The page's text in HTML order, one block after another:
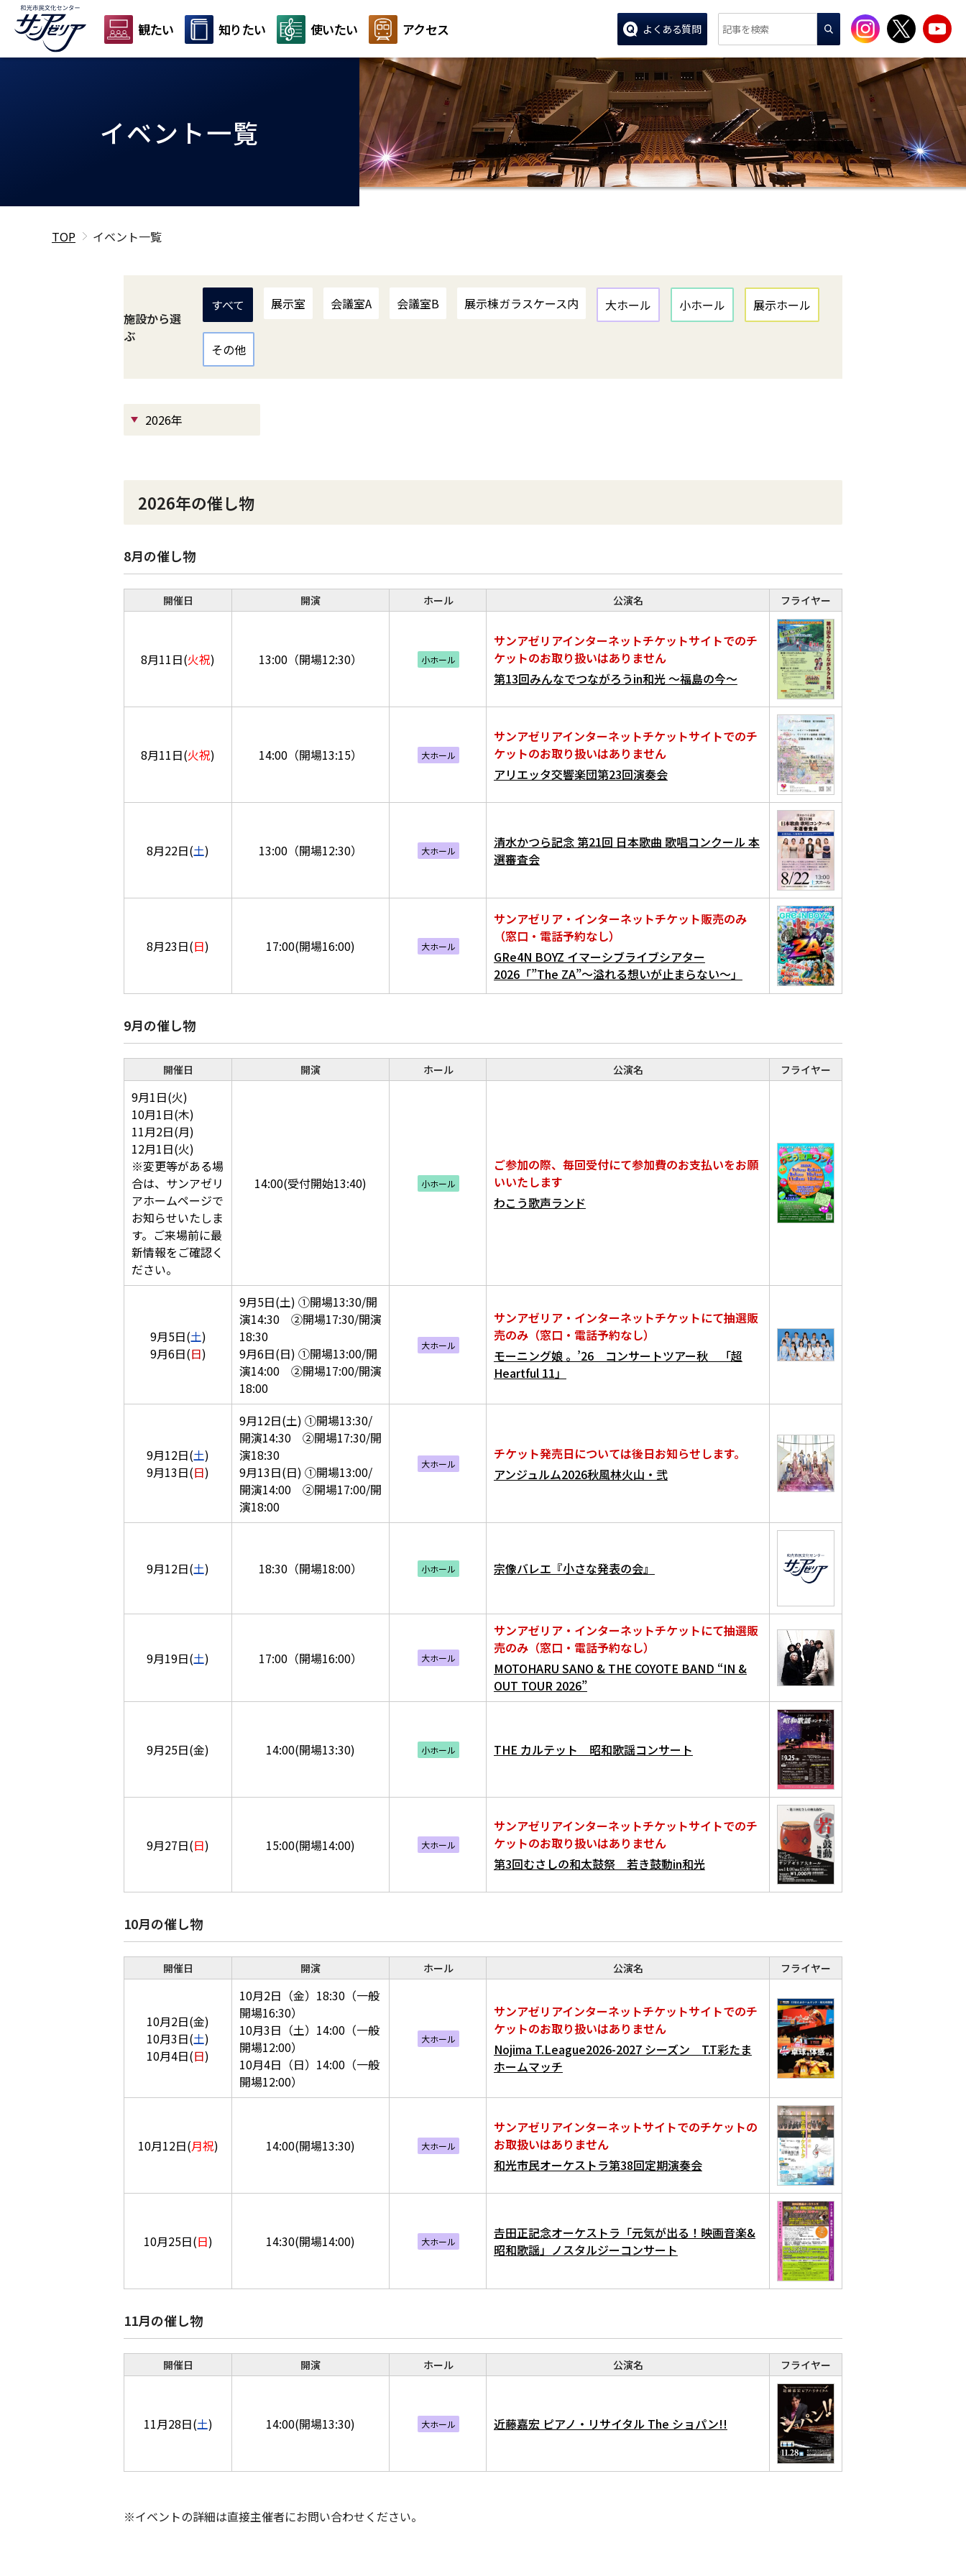
観たい 知りたい 使いたい アクセス よくある質問
イベント一覧
TOP イベント一覧
施設から選
ぶ
すべて 展示室 会議室A 会議室B 展示棟ガラスケース内 大ホール 小ホール 展示ホール
その他
2026年
2026年の催し物
8月の催し物
開催日 開演 ホール 公演名 フライヤー
サンアゼリアインターネットチケットサイトでのチ
ケットのお取り扱いはありません
第13回みんなでつながろうin和光 ～福島の今～
8月11日(火祝) 13:00（開場12:30） 小ホール
サンアゼリアインターネットチケットサイトでのチ
ケットのお取り扱いはありません
アリエッタ交響楽団第23回演奏会
8月11日(火祝) 14:00（開場13:15） 大ホール
清水かつら記念 第21回 日本歌曲 歌唱コンクール 本
選審査会
8月22日(土) 13:00（開場12:30） 大ホール
サンアゼリア・インターネットチケット販売のみ
（窓口・電話予約なし）
GRe4N BOYZ イマーシブライブシアター
2026「”The ZA”～溢れる想いが止まらない～」
8月23日(日) 17:00(開場16:00) 大ホール
9月の催し物
開催日 開演 ホール 公演名 フライヤー
ご参加の際、毎回受付にて参加費のお支払いをお願
いいたします
わこう歌声ランド
9月1日(火)
10月1日(木)
11月2日(月)
12月1日(火)
※変更等がある場
合は、サンアゼリ
アホームページで
お知らせいたしま
す。ご来場前に最
新情報をご確認く
ださい。
14:00(受付開始13:40) 小ホール
サンアゼリア・インターネットチケットにて抽選販
売のみ（窓口・電話予約なし）
モーニング娘 。’26 コンサートツアー秋 「超
Heartful 11」
9月5日(土)
9月6日(日)
9月5日(土) ①開場13:30/開
演14:30 ②開場17:30/開演
18:30
9月6日(日) ①開場13:00/開
演14:00 ②開場17:00/開演
18:00
大ホール
チケット発売日については後日お知らせします。
アンジュルム2026秋風林火山・弐
9月12日(土)
9月13日(日)
9月12日(土) ①開場13:30/
開演14:30 ②開場17:30/開
演18:30
9月13日(日) ①開場13:00/
開演14:00 ②開場17:00/開
演18:00
大ホール
宗像バレエ『小さな発表の会』
9月12日(土) 18:30（開場18:00） 小ホール
サンアゼリア・インターネットチケットにて抽選販
売のみ（窓口・電話予約なし）
MOTOHARU SANO & THE COYOTE BAND “IN &
OUT TOUR 2026”
9月19日(土) 17:00（開場16:00） 大ホール
THE カルテット 昭和歌謡コンサート
9月25日(金) 14:00(開場13:30) 小ホール
サンアゼリアインターネットチケットサイトでのチ
ケットのお取り扱いはありません
第3回むさしの和太鼓祭 若き鼓動in和光
9月27日(日) 15:00(開場14:00) 大ホール
10月の催し物
開催日 開演 ホール 公演名 フライヤー
サンアゼリアインターネットチケットサイトでのチ
ケットのお取り扱いはありません
Nojima T.League2026-2027 シーズン T.T彩たま
ホームマッチ
10月2日(金)
10月3日(土)
10月4日(日)
10月2日（金）18:30（一般
開場16:30）
10月3日（土）14:00（一般
開場12:00）
10月4日（日）14:00（一般
開場12:00）
大ホール
サンアゼリアインターネットサイトでのチケットの
お取扱いはありません
和光市民オーケストラ第38回定期演奏会
10月12日(月祝) 14:00(開場13:30) 大ホール
𠮷田正記念オーケストラ「元気が出る！映画音楽&
昭和歌謡」ノスタルジーコンサート
10月25日(日) 14:30(開場14:00) 大ホール
11月の催し物
開催日 開演 ホール 公演名 フライヤー
近藤嘉宏 ピアノ・リサイタル The ショパン!!
11月28日(土) 14:00(開場13:30) 大ホール
※イベントの詳細は直接主催者にお問い合わせください。